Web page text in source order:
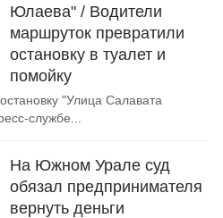
Юлаева" / Водители
маршруток превратили
остановку в туалет и
помойку
"Улица Салавата
службе...
На Южном Урале суд
обязал предпринимателя
вернуть деньги